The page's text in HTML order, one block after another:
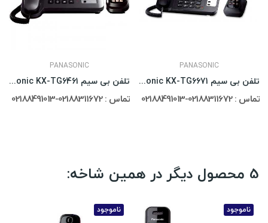
PANASONIC
تلفن بی سیم Panasonic KX-TG6461
تماس : 02188311672-02188491013
PANASONIC
تلفن بی سیم Panasonic KX-TG6671
تماس : 02188311672-02188491013
5 محصول دیگر در همین شاخه:
ناموجود ناموجود